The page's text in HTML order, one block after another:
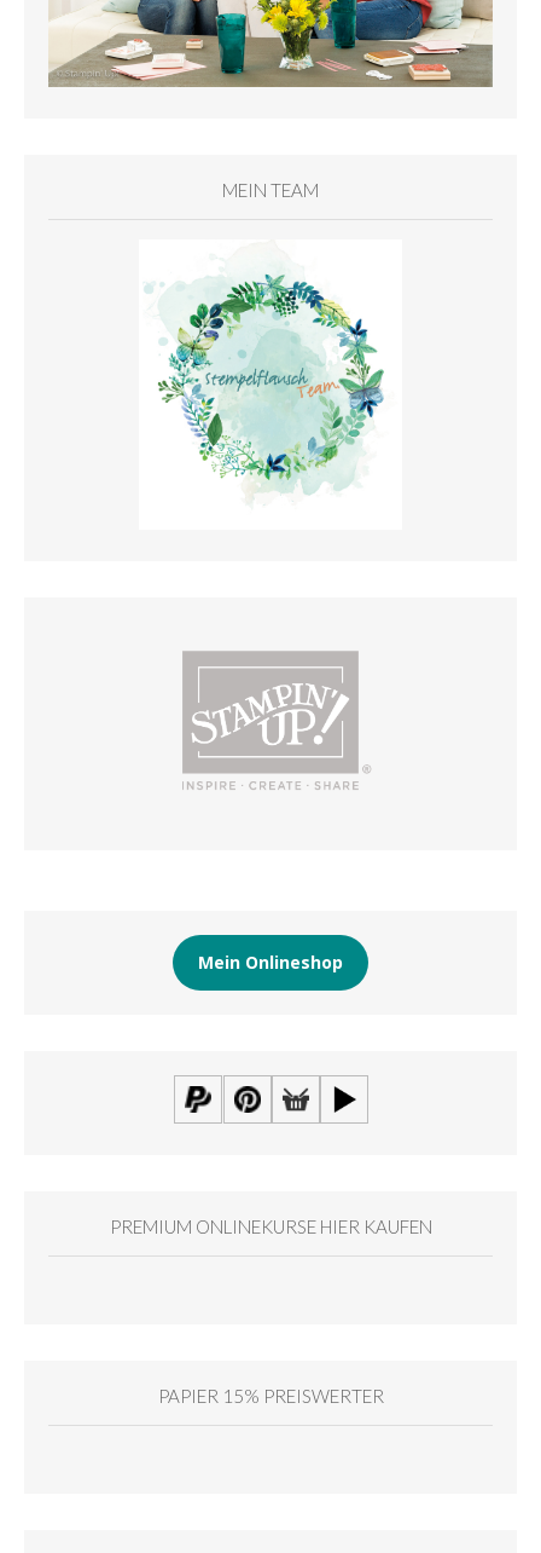
MEIN TEAM
Mein Onlineshop
PREMIUM ONLINEKURSE HIER KAUFEN
PAPIER 15% PREISWERTER